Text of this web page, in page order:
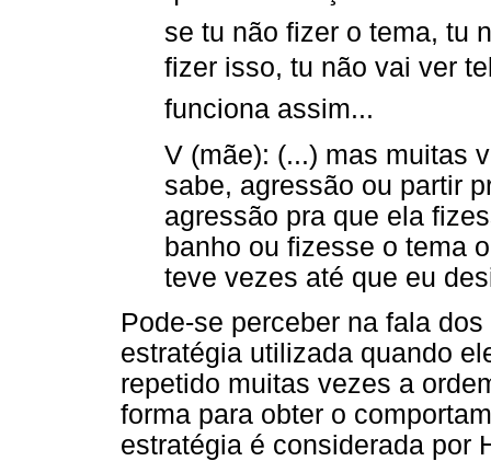
se tu não fizer o tema, tu
fizer isso, tu não vai ver
funciona assim...
V (mãe): (...) mas muitas
sabe, agressão ou partir
agressão pra que ela
banho ou fizesse o tema
teve vezes até que eu
Pode-se perceber na fala
estratégia utilizada quando
repetido muitas vezes a
forma para obter o
estratégia é considerada por